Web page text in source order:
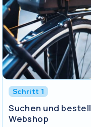
Schritt 1
Suchen und
Webshop